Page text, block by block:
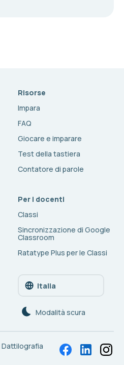
Risorse
Impara
FAQ
Giocare e imparare
Test della tastiera
Contatore di parole
Per i docenti
Classi
Sincronizzazione di Google
Classroom
Ratatype Plus per le Classi
Italia
Modalità scura